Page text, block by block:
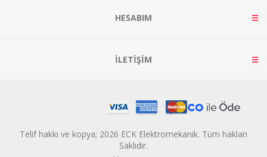
HESABIM
İLETIŞIM
Telif hakkı ve kopya; 2026 ECK Elektromekanik. Tüm hakları
Saklıdır.